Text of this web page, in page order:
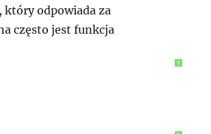
który odpowiada za
często jest funkcja
?